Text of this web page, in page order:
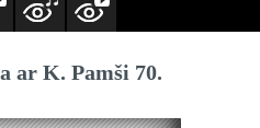
ar K. Pamši 70.